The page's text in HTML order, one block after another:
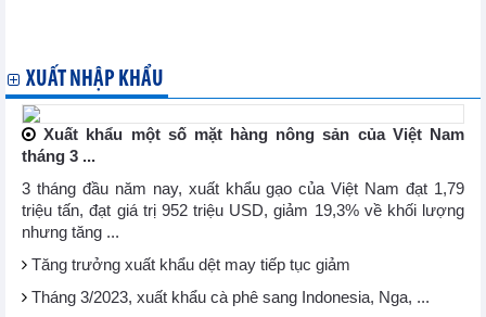
XUẤT NHẬP KHẨU
Xuất khẩu một số mặt hàng nông sản của Việt Nam
tháng 3 ...
3 tháng đầu năm nay, xuất khẩu gạo của Việt Nam đạt 1,79
triệu tấn, đạt giá trị 952 triệu USD, giảm 19,3% về khối lượng
nhưng tăng ...
Tăng trưởng xuất khẩu dệt may tiếp tục giảm
Tháng 3/2023, xuất khẩu cà phê sang Indonesia, Nga, ...